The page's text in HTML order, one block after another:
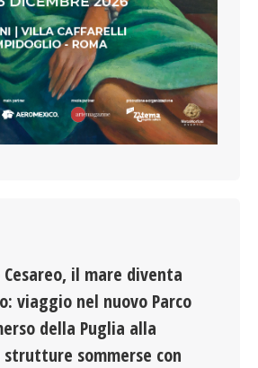
il mare diventa
viaggio nel nuovo Parco
della Puglia alla
sommerse con